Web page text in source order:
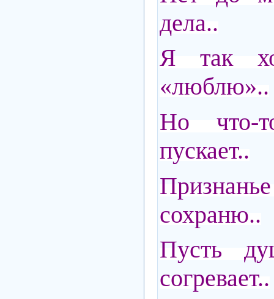
дела..
Я так
«люблю»..
Но что-
пускает..
сохраню..
Пусть
согревает..